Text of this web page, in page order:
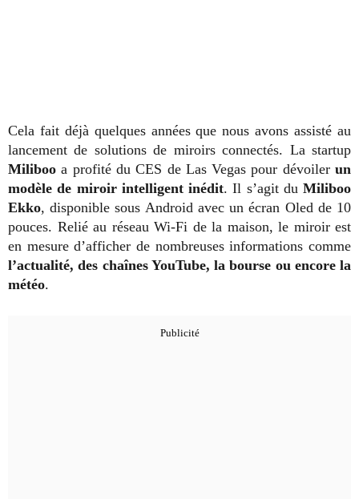
Cela fait déjà quelques années que nous avons assisté au
lancement de solutions de miroirs connectés. La startup
Miliboo a profité du CES de Las Vegas pour dévoiler un
modèle de miroir intelligent inédit. Il s’agit du Miliboo
Ekko, disponible sous Android avec un écran Oled de 10
pouces. Relié au réseau Wi-Fi de la maison, le miroir est
en mesure d’afficher de nombreuses informations comme
l’actualité, des chaînes YouTube, la bourse ou encore la
météo.